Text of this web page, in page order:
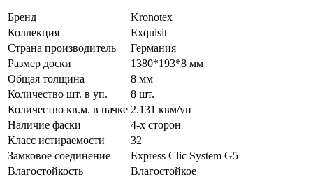
Бренд
Kronotex
Коллекция
Exquisit
Страна производитель
Германия
Размер доски
1380*193*8 мм
Общая толщина
8 мм
Количество шт. в уп.
8 шт.
Количество кв.м. в пачке 2.131 квм/уп
Наличие фаски
4-х сторон
Класс истираемости
32
Замковое соединение
Express Clic System G5
Влагостойкость
Влагостойкое